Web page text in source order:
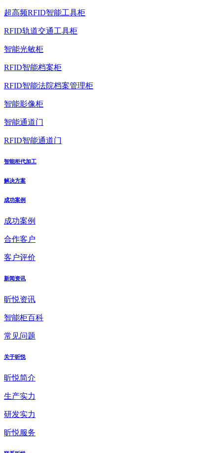
超高频RFID智能工具柜
RFID轨道交通工具柜
智能光敏柜
RFID智能档案柜
RFID智能法院档案管理柜
智能影像柜
智能通道门
RFID智能通道门
智能柜代加工
解决方案
成功案例
成功案例
合作客户
客户评价
新闻资讯
昕悦资讯
智能柜百科
常见问题
关于昕悦
昕悦简介
生产实力
研发实力
昕悦服务